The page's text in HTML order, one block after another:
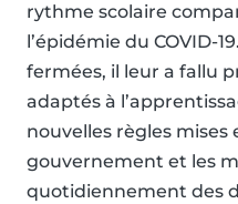
rythme scolaire
l’épidémie du COVID-
fermées, il leur a fallu
adaptés à
nouvelles règles mises
gouvernement et les
quotidiennement des